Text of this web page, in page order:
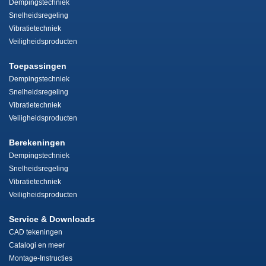
Dempingstechniek
Snelheidsregeling
Vibratietechniek
Veiligheidsproducten
Toepassingen
Dempingstechniek
Snelheidsregeling
Vibratietechniek
Veiligheidsproducten
Berekeningen
Dempingstechniek
Snelheidsregeling
Vibratietechniek
Veiligheidsproducten
Service & Downloads
CAD tekeningen
Catalogi en meer
Montage-Instructies